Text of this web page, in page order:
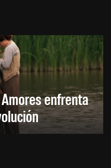
enfrenta